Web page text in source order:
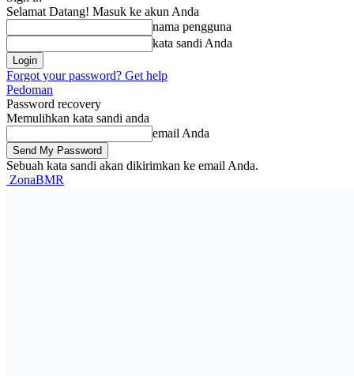
Selamat Datang! Masuk ke akun Anda
nama pengguna
kata sandi Anda
Forgot your password? Get help
Pedoman
Password recovery
Memulihkan kata sandi anda
email Anda
Sebuah kata sandi akan dikirimkan ke email Anda.
ZonaBMR